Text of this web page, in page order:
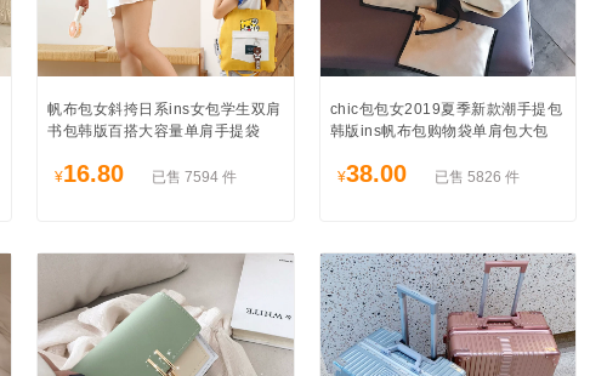
帆布包女斜挎日系ins女包学生双肩
书包韩版百搭大容量单肩手提袋
¥16.80 已售 7594 件
chic包包女2019夏季新款潮手提包
韩版ins帆布包购物袋单肩包大包
¥38.00 已售 5826 件